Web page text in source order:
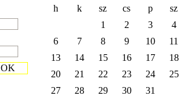
OK
h
k sz cs p
sz
1
2 3
4
6
7 8 9 10
11
13
14 15 16 17
18
20
21 22 23 24
25
27
28 29 30 31